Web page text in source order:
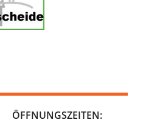
ÖFFNUNGSZEITEN: